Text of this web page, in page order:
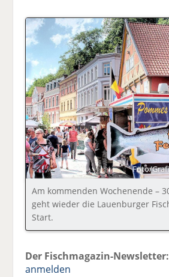
Foto/
Am kommenden Wochenende –
geht wieder die Lauenburger
Start.
Der Fischmagazin-Newsletter:
anmelden